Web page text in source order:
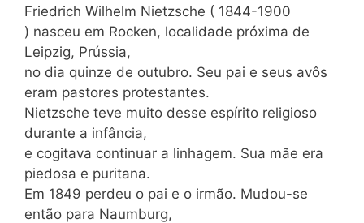
Friedrich Wilhelm Nietzsche ( 1844-1900
) nasceu em Rocken, localidade próxima de
Leipzig, Prússia,
no dia quinze de outubro. Seu pai e seus avôs
eram pastores protestantes.
Nietzsche teve muito desse espírito religioso
durante a infância,
e cogitava continuar a linhagem. Sua mãe era
piedosa e puritana.
Em 1849 perdeu o pai e o irmão. Mudou-se
então para Naumburg,